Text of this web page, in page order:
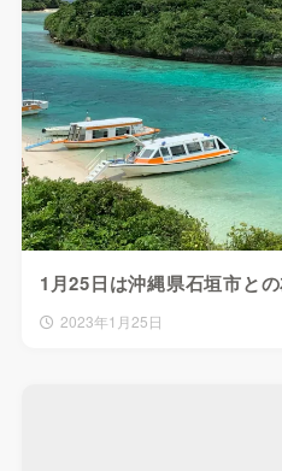
1月25日は沖縄県石垣市と
2023年1月25日